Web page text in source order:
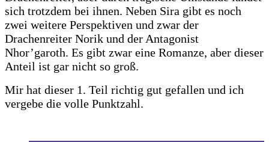
sich trotzdem bei ihnen. Neben Sira gibt es noch
zwei weitere Perspektiven und zwar der
Drachenreiter Norik und der Antagonist
Nhor’garoth. Es gibt zwar eine Romanze, aber dieser
Anteil ist gar nicht so groß.
Mir hat dieser 1. Teil richtig gut gefallen und ich
vergebe die volle Punktzahl.